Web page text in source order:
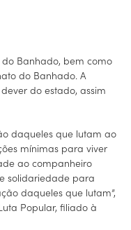
Banhado, bem como
do Banhado. A
do estado, assim
daqueles que lutam ao
mínimas para viver
ao companheiro
solidariedade para
daqueles que lutam”,
Popular, filiado à